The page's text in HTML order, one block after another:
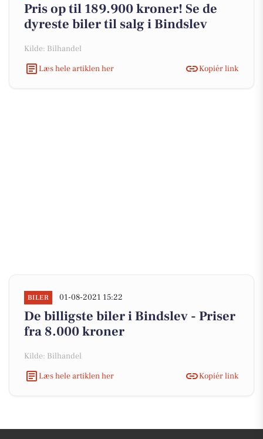
Pris op til 189.900 kroner! Se de
dyreste biler til salg i Bindslev
Kilde: Bilhandel
Læs hele artiklen her
Kopiér link
BILER 01-08-2021 15:22
De billigste biler i Bindslev - Priser
fra 8.000 kroner
Kilde: Bilhandel
Læs hele artiklen her
Kopiér link